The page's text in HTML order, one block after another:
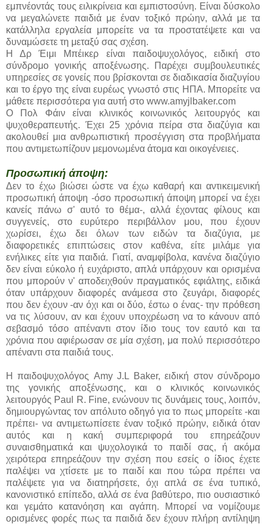
εμπνέοντάς τους ειλικρίνεια και εμπιστοσύνη. Είναι δύσκολο
να μεγαλώνετε παιδιά με έναν τοξικό πρώην, αλλά με τα
κατάλληλα εργαλεία μπορείτε να τα προστατέψετε και να
δυναμώσετε τη μεταξύ σας σχέση.
Η Δρ Έιμι Μπέικερ είναι παιδοψυχολόγος, ειδική στο
σύνδρομο γονικής αποξένωσης. Παρέχει συμβουλευτικές
υπηρεσίες σε γονείς που βρίσκονται σε διαδικασία διαζυγίου
και το έργο της είναι ευρέως γνωστό στις ΗΠΑ. Μπορείτε να
μάθετε περισσότερα για αυτή στο www.amyjlbaker.com
Ο Πολ Φάιν είναι κλινικός κοινωνικός λειτουργός και
ψυχοθεραπευτής. Έχει 25 χρόνια πείρα στα διαζύγια και
ακολουθεί μια ανθρωπιστική προσέγγιση στα προβλήματα
που αντιμετωπίζουν μεμονωμένα άτομα και οικογένειες.
Προσωπική άποψη:
Δεν το έχω βιώσει ώστε να έχω καθαρή και αντικειμενική
προσωπική άποψη -όσο προσωπική άποψη μπορεί να έχει
κανείς πάνω σ' αυτό το θέμα-, αλλά έχοντας φίλους και
συγγενείς, στο ευρύτερο περιβάλλον μου, που έχουν
χωρίσει, έχω δει όλων των ειδών τα διαζύγια, με
διαφορετικές επιπτώσεις στον καθένα, είτε μιλάμε για
ενήλικες είτε για παιδιά. Γιατί, αναμφίβολα, κανένα διαζύγιο
δεν είναι εύκολο ή ευχάριστο, απλά υπάρχουν και ορισμένα
που μπορούν ν' αποδειχθούν πραγματικός εφιάλτης, ειδικά
όταν υπάρχουν διαφορές ανάμεσα στο ζευγάρι, διαφορές
που δεν έχουν -αν όχι και οι δύο, έστω ο ένας- την πρόθεση
να τις λύσουν, αν και έχουν υποχρέωση να το κάνουν από
σεβασμό τόσο απέναντι στον ίδιο τους τον εαυτό και τα
χρόνια που αφιέρωσαν σε μία σχέση, μα πολύ περισσότερο
απέναντι στα παιδιά τους.
Η παιδοψυχολόγος Amy J.L Baker, ειδική στον σύνδρομο
της γονικής αποξένωσης, και ο κλινικός κοινωνικός
λειτουργός Paul R. Fine, ενώνουν τις δυνάμεις τους, λοιπόν,
δημιουργώντας τον απόλυτο οδηγό για το πως μπορείτε -και
πρέπει- να αντιμετωπίσετε έναν τοξικό πρώην, ειδικά όταν
αυτός και η κακή συμπεριφορά του επηρεάζουν
συναισθηματικά και ψυχολογικά το παιδί σας, ή ακόμα
χειρότερα επηρεάζουν την σχέση που εσείς ο ίδιος έχετε
παλέψει να χτίσετε με το παιδί και που τώρα πρέπει να
παλέψετε για να διατηρήσετε, όχι απλά σε ένα τυπικό,
κανονιστικό επίπεδο, αλλά σε ένα βαθύτερο, πιο ουσιαστικό
και γεμάτο κατανόηση και αγάπη. Μπορεί να νομίζουμε
ορισμένες φορές πως τα παιδιά δεν έχουν πλήρη αντίληψη